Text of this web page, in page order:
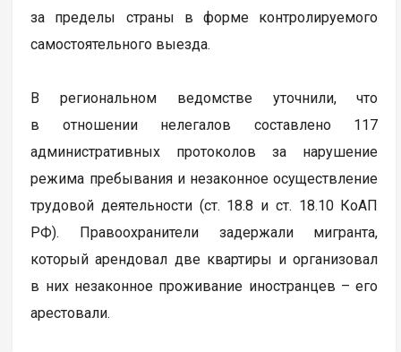
за пределы страны в форме контролируемого
самостоятельного выезда.
В региональном ведомстве уточнили, что
в отношении нелегалов составлено 117
административных протоколов за нарушение
режима пребывания и незаконное осуществление
трудовой деятельности (ст. 18.8 и ст. 18.10 КоАП
РФ). Правоохранители задержали мигранта,
который арендовал две квартиры и организовал
в них незаконное проживание иностранцев – его
арестовали.